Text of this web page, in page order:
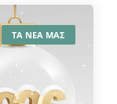
ΤΑ ΝΕΑ ΜΑΣ